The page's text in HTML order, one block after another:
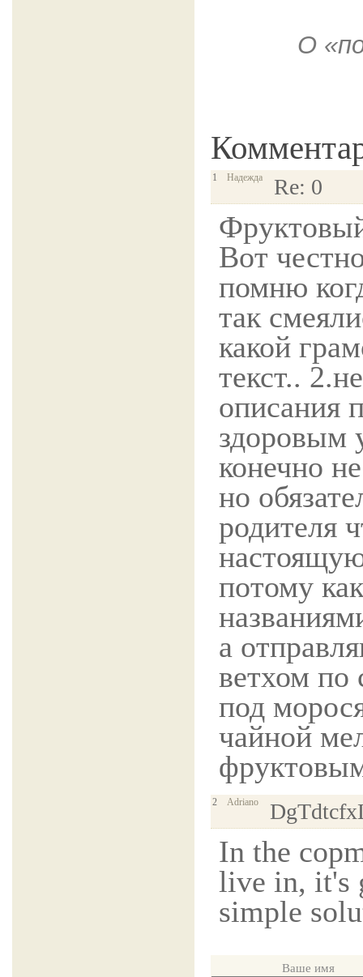
О
1 Надежда Re: 0
Вот
помню
так
какой
текст..
описания
здоровым
конечно
но
родителя
потому
а
ветхом по
под
чайной
2 Adriano
In the
live in, it's
simple
Ваше имя